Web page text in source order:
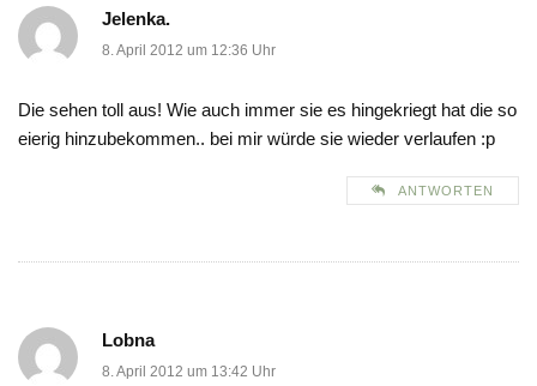
Jelenka.
8. April 2012 um 12:36 Uhr
Die sehen toll aus! Wie auch immer sie es hingekriegt hat die so
eierig hinzubekommen.. bei mir würde sie wieder verlaufen :p
ANTWORTEN
Lobna
8. April 2012 um 13:42 Uhr